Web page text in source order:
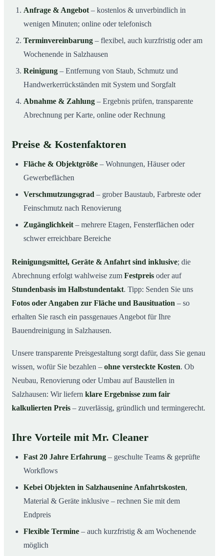
Anfrage & Angebot – kostenlos & unverbindlich in
wenigen Minuten; online oder telefonisch
Terminvereinbarung – flexibel, auch kurzfristig oder am
Wochenende in Salzhausen
Reinigung – Entfernung von Staub, Schmutz und
Handwerkerrückständen mit System und Sorgfalt
Abnahme & Zahlung – Ergebnis prüfen, transparente
Abrechnung per Karte, online oder Rechnung
Preise & Kostenfaktoren
Fläche & Objektgröße – Wohnungen, Häuser oder
Gewerbeflächen
Verschmutzungsgrad – grober Baustaub, Farbreste oder
Feinschmutz nach Renovierung
Zugänglichkeit – mehrere Etagen, Fensterflächen oder
schwer erreichbare Bereiche
Reinigungsmittel, Geräte & Anfahrt sind inklusive; die
Abrechnung erfolgt wahlweise zum Festpreis oder auf
Stundenbasis im Halbstundentakt. Tipp: Senden Sie uns
Fotos oder Angaben zur Fläche und Bausituation – so
erhalten Sie rasch ein passgenaues Angebot für Ihre
Bauendreinigung in Salzhausen.
Unsere transparente Preisgestaltung sorgt dafür, dass Sie genau
wissen, wofür Sie bezahlen – ohne versteckte Kosten. Ob
Neubau, Renovierung oder Umbau auf Baustellen in
Salzhausen: Wir liefern klare Ergebnisse zum fair
kalkulierten Preis – zuverlässig, gründlich und termingerecht.
Ihre Vorteile mit Mr. Cleaner
Fast 20 Jahre Erfahrung – geschulte Teams & geprüfte
Workflows
Kebei Objekten in Salzhausenine Anfahrtskosten,
Material & Geräte inklusive – rechnen Sie mit dem
Endpreis
Flexible Termine – auch kurzfristig & am Wochenende
möglich